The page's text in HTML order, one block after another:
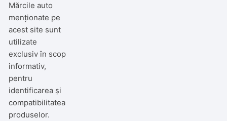
Mărcile auto
menționate pe
acest site sunt
utilizate
exclusiv în scop
informativ,
pentru
identificarea și
compatibilitatea
produselor.